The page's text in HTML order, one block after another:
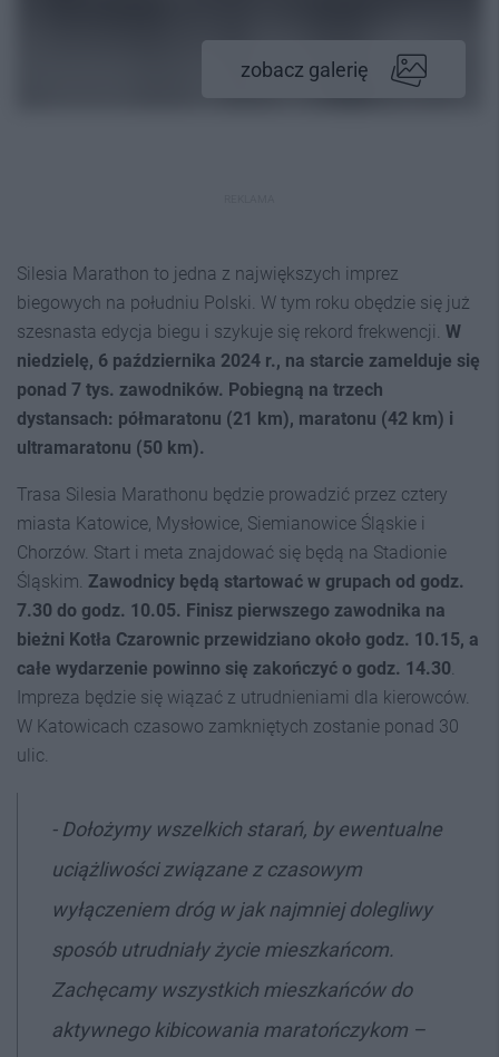
zobacz galerię
Silesia Marathon to jedna z największych imprez
biegowych na południu Polski. W tym roku obędzie się już
szesnasta edycja biegu i szykuje się rekord frekwencji. W
niedzielę, 6 października 2024 r., na starcie zamelduje się
ponad 7 tys. zawodników. Pobiegną na trzech
dystansach: półmaratonu (21 km), maratonu (42 km) i
ultramaratonu (50 km).
Trasa Silesia Marathonu będzie prowadzić przez cztery
miasta Katowice, Mysłowice, Siemianowice Śląskie i
Chorzów. Start i meta znajdować się będą na Stadionie
Śląskim. Zawodnicy będą startować w grupach od godz.
7.30 do godz. 10.05. Finisz pierwszego zawodnika na
bieżni Kotła Czarownic przewidziano około godz. 10.15, a
całe wydarzenie powinno się zakończyć o godz. 14.30.
Impreza będzie się wiązać z utrudnieniami dla kierowców.
W Katowicach czasowo zamkniętych zostanie ponad 30
ulic.
- Dołożymy wszelkich starań, by ewentualne
uciążliwości związane z czasowym
wyłączeniem dróg w jak najmniej dolegliwy
sposób utrudniały życie mieszkańcom.
Zachęcamy wszystkich mieszkańców do
aktywnego kibicowania maratończykom –